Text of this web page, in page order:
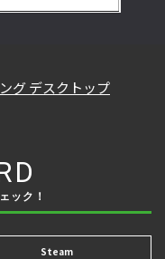
ック！
Steam